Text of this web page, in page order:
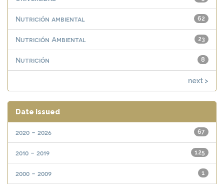
62
Nutrición ambiental
23
Nutrición Ambiental
8
Nutrición
next >
Date issued
67
2020 - 2026
125
2010 - 2019
1
2000 - 2009